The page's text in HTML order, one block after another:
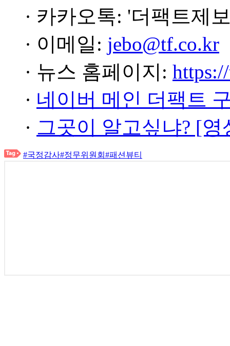
· 카카오톡: '더팩트제
· 이메일: jebo@tf.co.kr
· 뉴스 홈페이지:
· 네이버 메인 더팩트
· 그곳이 알고싶냐? [
#국정감사#정무위원회 #패션뷰티